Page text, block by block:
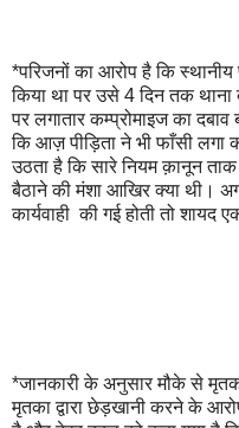
*परिजनों का आरोप है कि स्‍थानीय
किया था पर उसे 4 दिन तक थाना
पर लगातार कम्प्रोमाइज का
कि आज़ पीड़िता ने भी फाँसी
उठता है कि सारे नियम क़ानून
बैठाने की मंशा आखिर क्या थी।
कार्यवाही की गई होती तो शायद
*जानकारी के अनुसार मौके से
मृतका द्वारा छेड़खानी करने के